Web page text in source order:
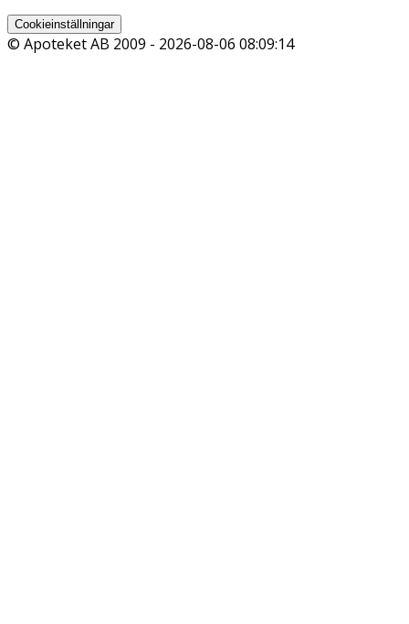
Cookieinställningar
© Apoteket AB 2009 - 2026-08-06 08:09:14